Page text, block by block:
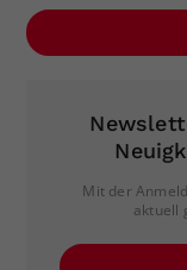
Mit der
aktuell